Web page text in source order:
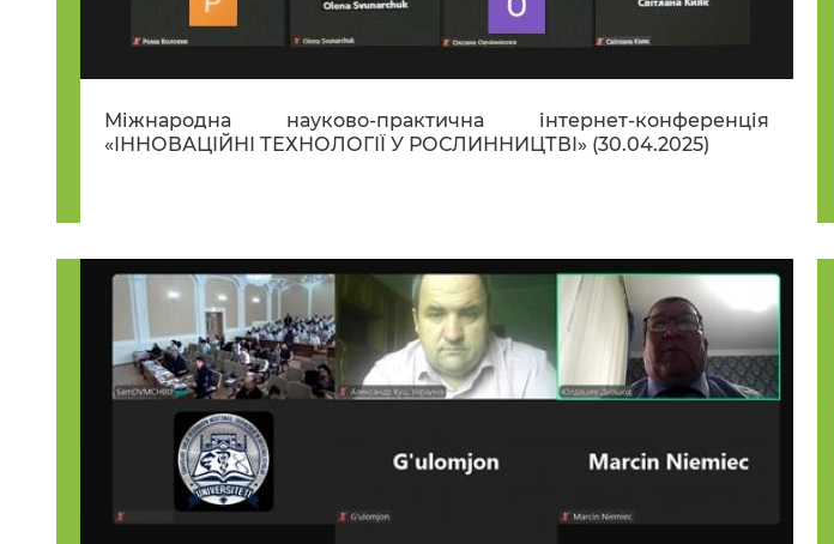
Міжнародна науково-практична інтернет-конференція
«ІННОВАЦІЙНІ ТЕХНОЛОГІЇ У РОСЛИННИЦТВІ» (30.04.2025)